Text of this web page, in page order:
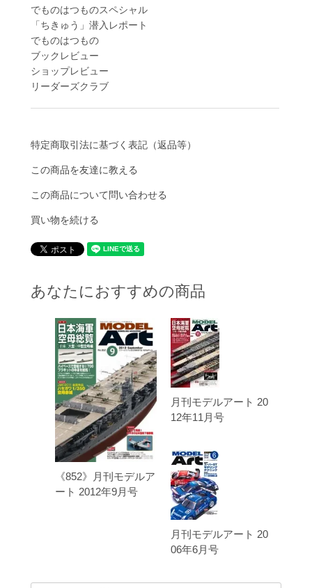
でものはつものスペシャル
「ちきゅう」潜入レポート
でものはつもの
ブックレビュー
ショップレビュー
リーダーズクラブ
特定商取引法に基づく表記（返品等）
この商品を友達に教える
この商品について問い合わせる
買い物を続ける
あなたにおすすめの商品
《852》月刊モデルア
ート 2012年9月号
月刊モデルアート 20
12年11月号
月刊モデルアート 20
06年6月号